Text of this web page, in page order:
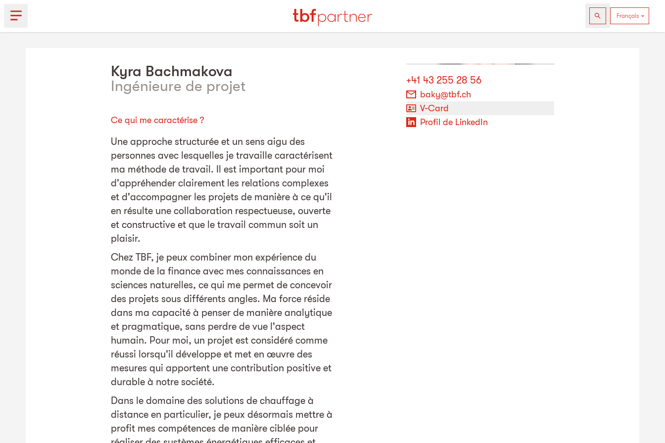
Kyra Bachmakova
Ingénieure de projet
Ce qui me caractérise ?
Une approche structurée et un sens aigu des
personnes avec lesquelles je travaille caractérisent
ma méthode de travail. Il est important pour moi
d'appréhender clairement les relations complexes
et d'accompagner les projets de manière à ce qu'il
en résulte une collaboration respectueuse, ouverte
et constructive et que le travail commun soit un
plaisir.
Chez TBF, je peux combiner mon expérience du
monde de la finance avec mes connaissances en
sciences naturelles, ce qui me permet de concevoir
des projets sous différents angles. Ma force réside
dans ma capacité à penser de manière analytique
et pragmatique, sans perdre de vue l'aspect
humain. Pour moi, un projet est considéré comme
réussi lorsqu'il développe et met en œuvre des
mesures qui apportent une contribution positive et
durable à notre société.
Dans le domaine des solutions de chauffage à
distance en particulier, je peux désormais mettre à
profit mes compétences de manière ciblée pour
+41 43 255 28 56
baky@tbf.ch
V-Card
Profil de LinkedIn